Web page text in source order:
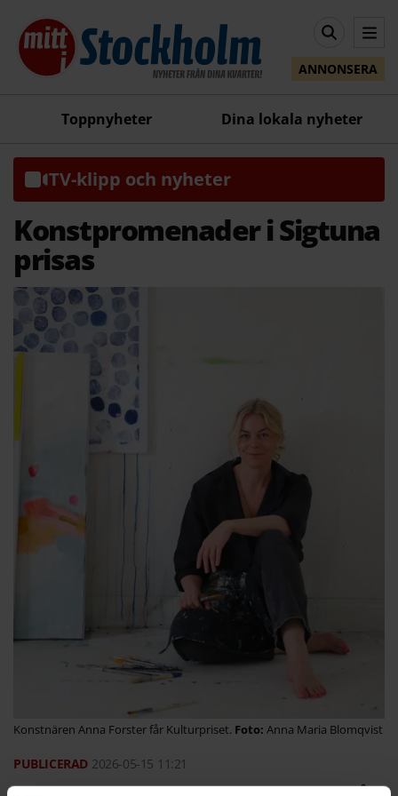
ANNONSERA
Toppnyheter Dina lokala nyheter
TV-klipp och nyheter
Konstpromenader i Sigtuna
prisas
Konstnären Anna Forster får Kulturpriset. Anna Maria Blomqvist
2026-05-15 11:21